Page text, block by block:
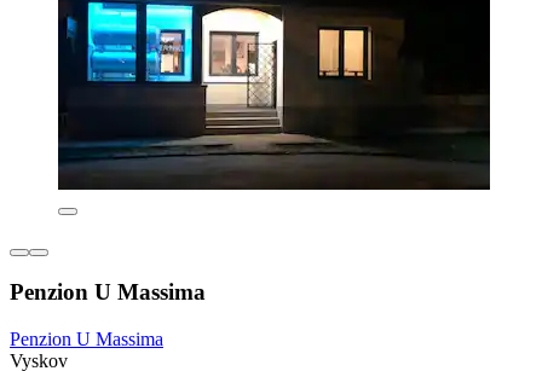
Penzion U Massima
Penzion U Massima
Vyskov